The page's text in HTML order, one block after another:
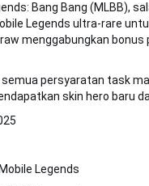
Bang Bang (MLBB),
Legends ultra-rare
menggabungkan
semua persyaratan task
skin hero baru
Legends